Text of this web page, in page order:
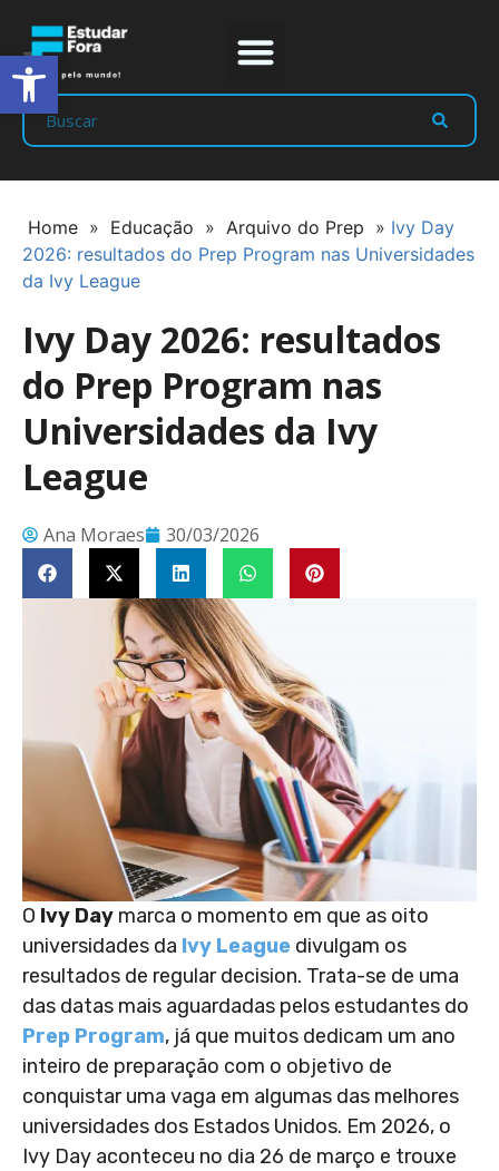
Home » Educação » Arquivo do Prep » Ivy Day
2026: resultados do Prep Program nas Universidades
da Ivy League
Ivy Day 2026: resultados
do Prep Program nas
Universidades da Ivy
League
Ana Moraes 30/03/2026
O Ivy Day marca o momento em que as oito
universidades da Ivy League divulgam os
resultados de regular decision. Trata-se de uma
das datas mais aguardadas pelos estudantes do
Prep Program, já que muitos dedicam um ano
inteiro de preparação com o objetivo de
conquistar uma vaga em algumas das melhores
universidades dos Estados Unidos. Em 2026, o
Ivy Day aconteceu no dia 26 de março e trouxe
Abrir a barra de ferramentas